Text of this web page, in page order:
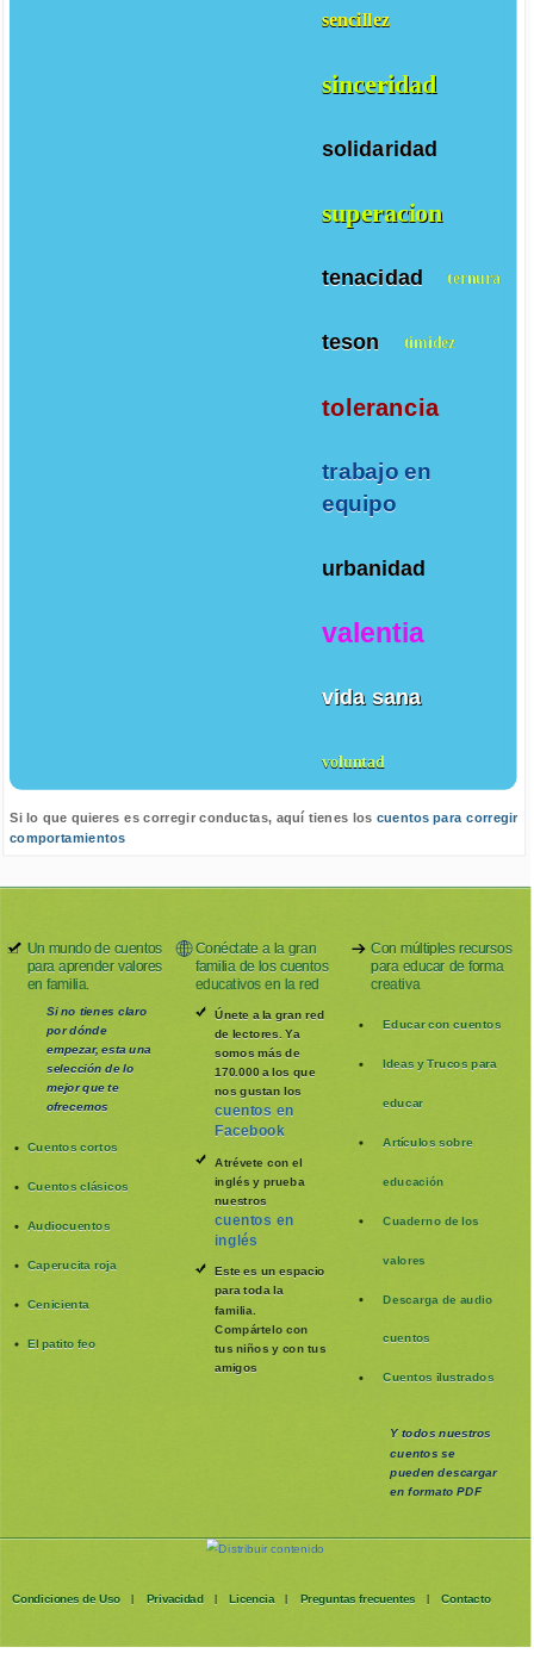
sencillez
sinceridad
solidaridad
superacion
tenacidad ternura
teson timidez
tolerancia
trabajo en
equipo
urbanidad
valentia
vida sana
voluntad
Si lo que quieres es corregir conductas, aquí tienes los cuentos para corregir
comportamientos
Un mundo de cuentos
para aprender valores
en familia.
Si no tienes claro
por dónde
empezar, esta una
selección de lo
mejor que te
ofrecemos
Cuentos cortos
Cuentos clásicos
Audiocuentos
Caperucita roja
Cenicienta
El patito feo
Conéctate a la gran
familia de los cuentos
educativos en la red
Únete a la gran red
de lectores. Ya
somos más de
170.000 a los que
nos gustan los
cuentos en
Facebook
Atrévete con el
inglés y prueba
nuestros
cuentos en
inglés
Este es un espacio
para toda la
familia
Compártelo con
tus niños y con tus
amigos
Con múltiples recursos
para educar de forma
creativa
Educar con cuentos
Ideas y Trucos para
educar
Artículos sobre
educación
Cuaderno de los
valores
Descarga de audio
cuentos
Cuentos ilustrados
Y todos nuestros
cuentos se
puedendescargar
en formato PDF
Condiciones de Uso | Privacidad | Licencia | Preguntas frecuentes | Contacto